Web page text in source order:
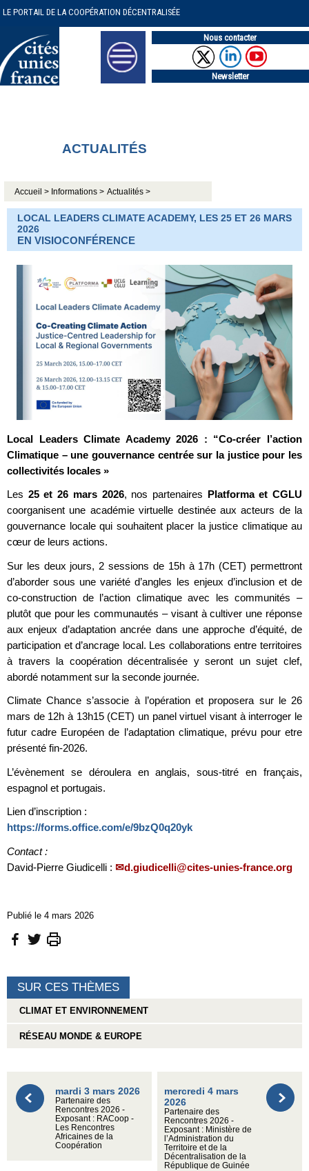
LE PORTAIL DE LA COOPÉRATION DÉCENTRALISÉE
Nous contacter
Newsletter
ACTUALITÉS
Accueil > Informations > Actualités >
LOCAL LEADERS CLIMATE ACADEMY, LES 25 ET 26 MARS
2026
EN VISIOCONFÉRENCE
Local Leaders Climate Academy 2026 : “Co-créer l’action
Climatique – une gouvernance centrée sur la justice pour les
collectivités locales »
Les 25 et 26 mars 2026, nos partenaires Platforma et CGLU
coorganisent une académie virtuelle destinée aux acteurs de la
gouvernance locale qui souhaitent placer la justice climatique au
cœur de leurs actions.
Sur les deux jours, 2 sessions de 15h à 17h (CET) permettront
d’aborder sous une variété d’angles les enjeux d’inclusion et de
co-construction de l’action climatique avec les communités –
plutôt que pour les communautés – visant à cultiver une réponse
aux enjeux d’adaptation ancrée dans une approche d’équité, de
participation et d’ancrage local. Les collaborations entre territoires
à travers la coopération décentralisée y seront un sujet clef,
abordé notamment sur la seconde journée.
Climate Chance s’associe à l’opération et proposera sur le 26
mars de 12h à 13h15 (CET) un panel virtuel visant à interroger le
futur cadre Européen de l’adaptation climatique, prévu pour etre
présenté fin-2026.
L’évènement se déroulera en anglais, sous-titré en français,
espagnol et portugais.
Lien d’inscription :
https://forms.office.com/e/9bzQ0q20yk
Contact :
David-Pierre Giudicelli :
d.giudicelli@cites-unies-france.org
Publié le 4 mars 2026
SUR CES THÈMES
CLIMAT ET ENVIRONNEMENT
RÉSEAU MONDE & EUROPE
mardi 3 mars 2026
Partenaire des
Rencontres 2026 -
Exposant : RACoop -
Les Rencontres
Africaines de la
Coopération
mercredi 4 mars
2026
Partenaire des
Rencontres 2026 -
Exposant : Ministère de
l’Administration du
Territoire et de la
Décentralisation de la
République de Guinée